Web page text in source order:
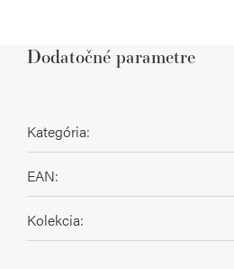
Dodatočné parametre
Kategória:
EAN:
Kolekcia: